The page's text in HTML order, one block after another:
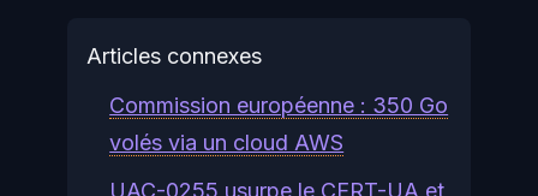
Articles connexes
Commission européenne : 350 Go
volés via un cloud AWS